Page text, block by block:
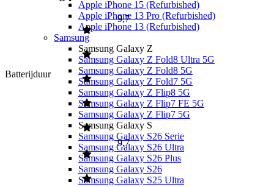
Apple iPhone 15 (Refurbished)
Apple iPhone 13 Pro (Refurbished)
Apple iPhone 13 (Refurbished)
Samsung
Samsung Galaxy Z
Samsung Galaxy Z Fold8 Ultra 5G
Samsung Galaxy Z Fold8 5G
Samsung Galaxy Z Fold7 5G
Samsung Galaxy Z Flip8 5G
Samsung Galaxy Z Flip7 FE 5G
Samsung Galaxy Z Flip7 5G
Samsung Galaxy S
Samsung Galaxy S26 Serie
Samsung Galaxy S26 Ultra
Samsung Galaxy S26 Plus
Samsung Galaxy S26
Samsung Galaxy S25 Ultra
Batterijduur
9,7
9,7